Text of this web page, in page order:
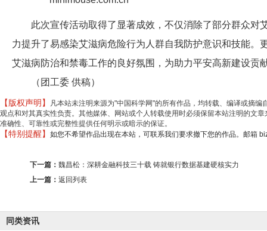
此次宣传活动取得了显著成效，不仅消除了部分群众
力提升了易感染艾滋病危险行为人群自我防护意识和技能
艾滋病防治和禁毒工作的良好氛围，为助力平安高新建设贡
（团工委 供稿）
【版权声明】
凡本站未注明来源为"中国科学网"的所有作品，均转载、编译或摘
观点和对其真实性负责。其他媒体、网站或个人转载使用时必须保留本站注明的文
准确性、可靠性或完整性提供任何明示或暗示的保证。
【特别提醒】 如您不希望作品出现在本站，可联系我们要求撤下您的作品。邮箱
下一篇： 魏昌松：深耕金融科技三十载 铸就银行数据基建硬核实力
上一篇： 返回列表
同类资讯